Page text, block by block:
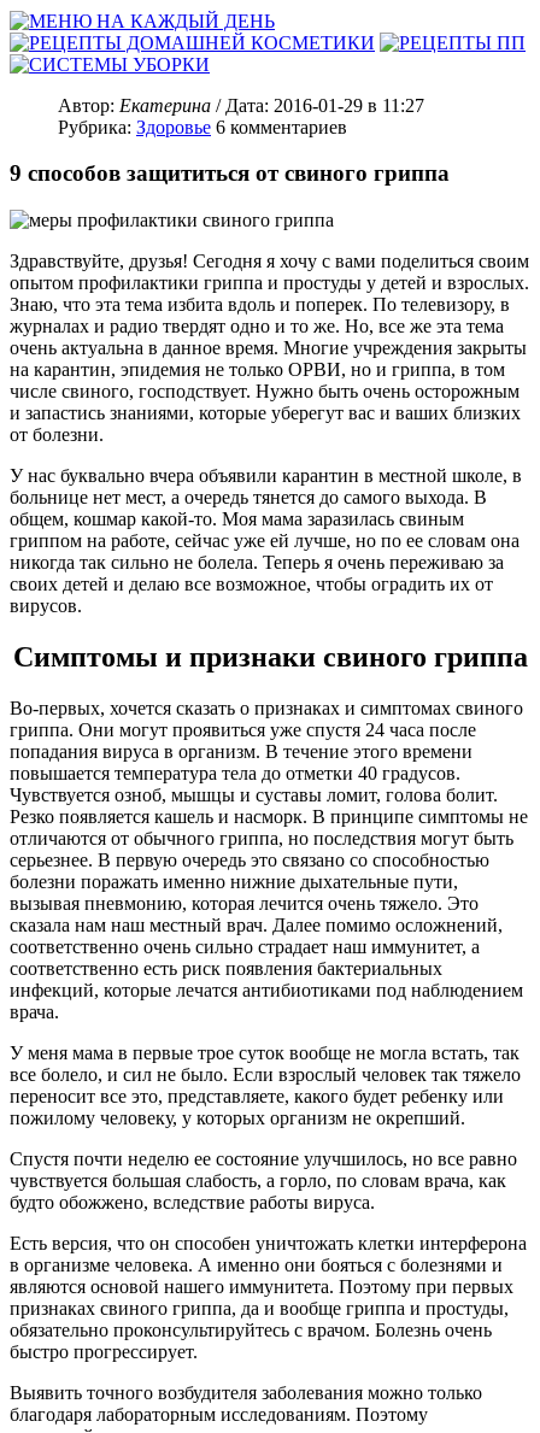
Автор: Екатерина / Дата: 2016-01-29 в 11:27
Рубрика: Здоровье 6 комментариев
9 способов защититься от свиного гриппа
Здравствуйте, друзья! Сегодня я хочу с вами поделиться своим
опытом профилактики гриппа и простуды у детей и взрослых.
Знаю, что эта тема избита вдоль и поперек. По телевизору, в
журналах и радио твердят одно и то же. Но, все же эта тема
очень актуальна в данное время. Многие учреждения закрыты
на карантин, эпидемия не только ОРВИ, но и гриппа, в том
числе свиного, господствует. Нужно быть очень осторожным
и запастись знаниями, которые уберегут вас и ваших близких
от болезни.
У нас буквально вчера объявили карантин в местной школе, в
больнице нет мест, а очередь тянется до самого выхода. В
общем, кошмар какой-то. Моя мама заразилась свиным
гриппом на работе, сейчас уже ей лучше, но по ее словам она
никогда так сильно не болела. Теперь я очень переживаю за
своих детей и делаю все возможное, чтобы оградить их от
вирусов.
Симптомы и признаки свиного гриппа
Во-первых, хочется сказать о признаках и симптомах свиного
гриппа. Они могут проявиться уже спустя 24 часа после
попадания вируса в организм. В течение этого времени
повышается температура тела до отметки 40 градусов.
Чувствуется озноб, мышцы и суставы ломит, голова болит.
Резко появляется кашель и насморк. В принципе симптомы не
отличаются от обычного гриппа, но последствия могут быть
серьезнее. В первую очередь это связано со способностью
болезни поражать именно нижние дыхательные пути,
вызывая пневмонию, которая лечится очень тяжело. Это
сказала нам наш местный врач. Далее помимо осложнений,
соответственно очень сильно страдает наш иммунитет, а
соответственно есть риск появления бактериальных
инфекций, которые лечатся антибиотиками под наблюдением
врача.
У меня мама в первые трое суток вообще не могла встать, так
все болело, и сил не было. Если взрослый человек так тяжело
переносит все это, представляете, какого будет ребенку или
пожилому человеку, у которых организм не окрепший.
Спустя почти неделю ее состояние улучшилось, но все равно
чувствуется большая слабость, а горло, по словам врача, как
будто обожжено, вследствие работы вируса.
Есть версия, что он способен уничтожать клетки интерферона
в организме человека. А именно они бояться с болезнями и
являются основой нашего иммунитета. Поэтому при первых
признаках свиного гриппа, да и вообще гриппа и простуды,
обязательно проконсультируйтесь с врачом. Болезнь очень
быстро прогрессирует.
Выявить точного возбудителя заболевания можно только
благодаря лабораторным исследованиям. Поэтому